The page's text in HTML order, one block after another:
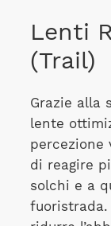
Lenti
(Trail)
Grazie alla
lente
percezione
di reagire
solchi e a
fuoristrada.